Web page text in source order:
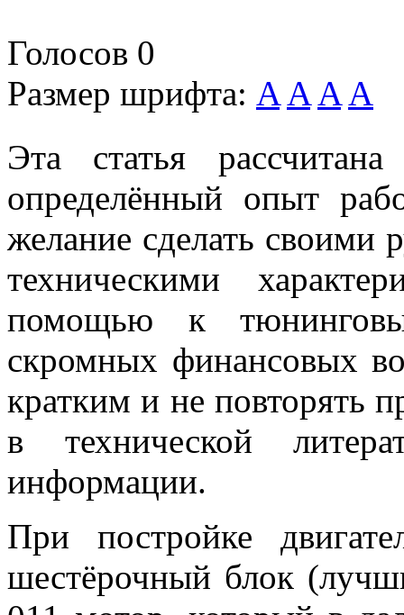
Голосов 0
Размер шрифта: A A A A
Эта статья
определённый опыт
желание сделать своими
техническими
помощью к
скромных финансовых
кратким и не повторять
в технической
информации.
При постройке
шестёрочный блок